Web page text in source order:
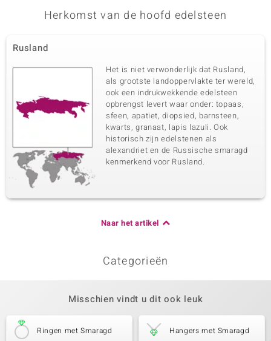
Herkomst van de hoofd edelsteen
Rusland
Het is niet verwonderlijk dat Rusland,
als grootste landoppervlakte ter wereld,
ook een indrukwekkende edelsteen
opbrengst levert waar onder: topaas,
sfeen, apatiet, diopsied, barnsteen,
kwarts, granaat, lapis lazuli. Ook
historisch zijn edelstenen als
alexandriet en de Russische smaragd
kenmerkend voor Rusland.
Naar het artikel
Categorieën
Misschien vindt u dit ook leuk
Ringen met Smaragd Hangers met Smaragd